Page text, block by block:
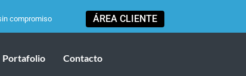
compromiso ÁREA CLIENTE
Portafolio Contacto